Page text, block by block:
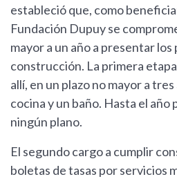
estableció que, como
Fundación Dupuy se
mayor a un año a presentar los
construcción. La primera
allí, en un plazo no mayor a
cocina y un baño. Hasta el año
ningún plano.
El segundo cargo a cumplir
boletas de tasas por servicios